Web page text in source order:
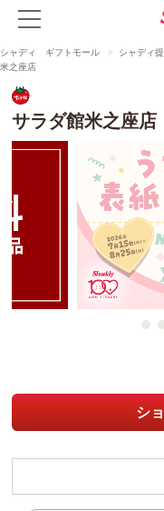
シャディ ギフトモール シャディ
米之座店
サラダ館米之座店
シ